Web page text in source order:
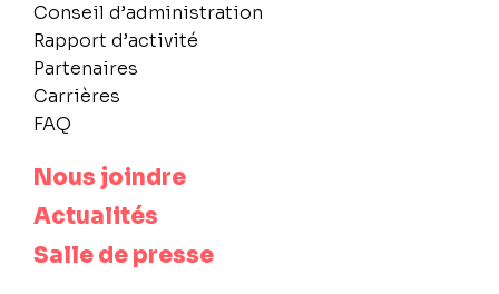
Conseil d’administration
Rapport d’activité
Partenaires
Carrières
FAQ
Nous joindre
Actualités
Salle de presse